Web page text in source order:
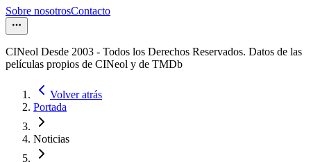
Sobre nosotrosContacto
CINeol Desde 2003 - Todos los Derechos Reservados. Datos de las
películas propios de CINeol y de TMDb
Volver atrás
Portada
Noticias